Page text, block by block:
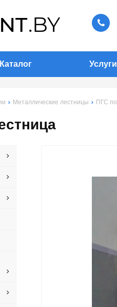
Каталог Услуги
Металлические лестницы ПГС